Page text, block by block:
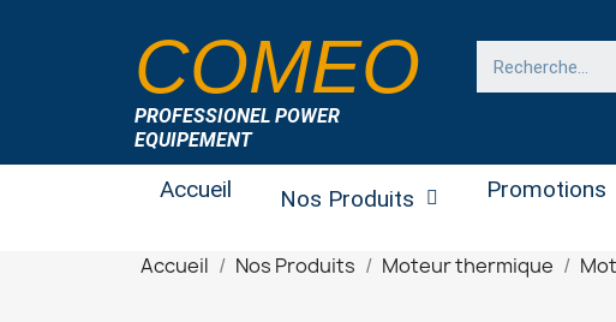
COMEO
PROFESSIONEL POWER
EQUIPEMENT
Accueil Nos Produits Promotions
Accueil Nos Produits Moteur thermique